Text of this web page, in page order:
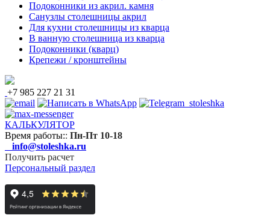
Подоконники из акрил. камня
Санузлы столешницы акрил
Для кухни столешницы из кварца
В ванную столешница из кварца
Подоконники (кварц)
Крепежи / кронштейны
+7 985 227 21 31
КАЛЬКУЛЯТОР
Время работы:: Пн-Пт 10-18
info@stoleshka.ru
Получить расчет
Персональный раздел